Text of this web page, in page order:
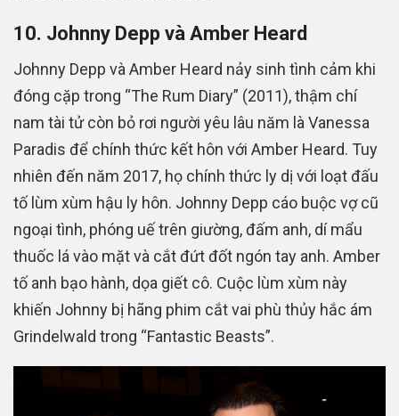
10. Johnny Depp và Amber Heard
Johnny Depp và Amber Heard nảy sinh tình cảm khi
đóng cặp trong “The Rum Diary” (2011), thậm chí
nam tài tử còn bỏ rơi người yêu lâu năm là Vanessa
Paradis để chính thức kết hôn với Amber Heard. Tuy
nhiên đến năm 2017, họ chính thức ly dị với loạt đấu
tố lùm xùm hậu ly hôn. Johnny Depp cáo buộc vợ cũ
ngoại tình, phóng uế trên giường, đấm anh, dí mẩu
thuốc lá vào mặt và cắt đứt đốt ngón tay anh. Amber
tố anh bạo hành, dọa giết cô. Cuộc lùm xùm này
khiến Johnny bị hãng phim cắt vai phù thủy hắc ám
Grindelwald trong “Fantastic Beasts”.